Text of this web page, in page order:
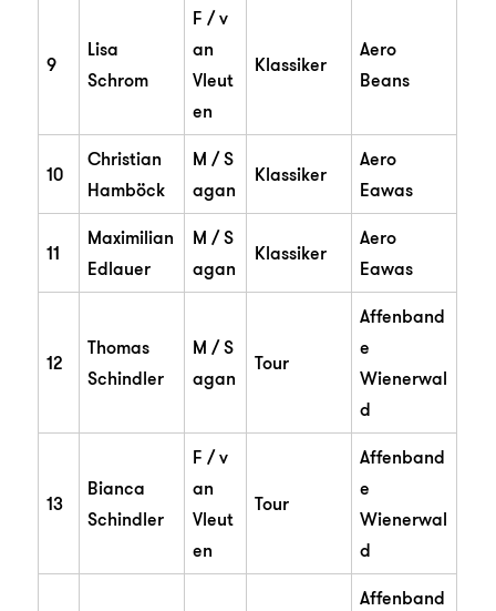
9
Lisa
Schrom
F / v
an
Vleut
en
Klassiker
Aero
Beans
10
Christian
Hamböck
M / S
agan
Klassiker
Aero
Eawas
11
Maximilian
Edlauer
M / S
agan
Klassiker
Aero
Eawas
12
Thomas
Schindler
M / S
agan
Tour
Affenband
e
Wienerwal
d
13
Bianca
Schindler
F / v
an
Vleut
en
Tour
Affenband
e
Wienerwal
d
Affenband